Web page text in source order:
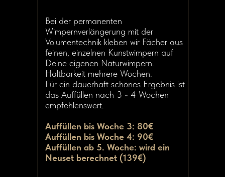
Bei der permanenten
Wimpernverlängerung mit der
Volumentechnik kleben wir Fächer aus
feinen, einzelnen Kunstwimpern auf
Deine eigenen Naturwimpern.
Haltbarkeit mehrere Wochen.
Für ein dauerhaft schönes Ergebnis ist
das Auffüllen nach 3 - 4 Wochen
empfehlenswert.
Auffüllen bis Woche 3: 80€
Auffüllen bis Woche 4: 90€
Auffüllen ab 5. Woche: wird ein
Neuset berechnet (139€)